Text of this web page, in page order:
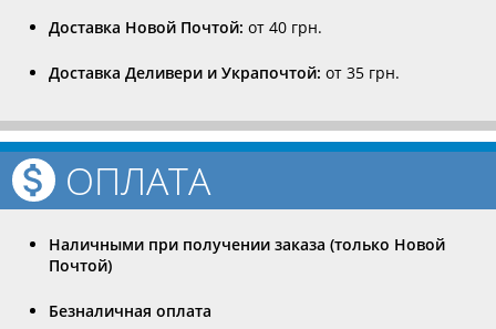
Доставка Новой Почтой: от 40 грн.
Доставка Деливери и Украпочтой: от 35 грн.
ОПЛАТА
Наличными при получении заказа (только Новой
Почтой)
Безналичная оплата